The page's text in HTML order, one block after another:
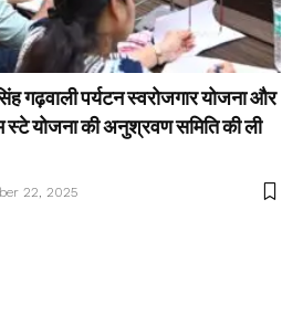
गढ़वाली पर्यटन स्वरोजगार योजना और
स्टे योजना की अनुश्रवण समिति की ली
22, 2025